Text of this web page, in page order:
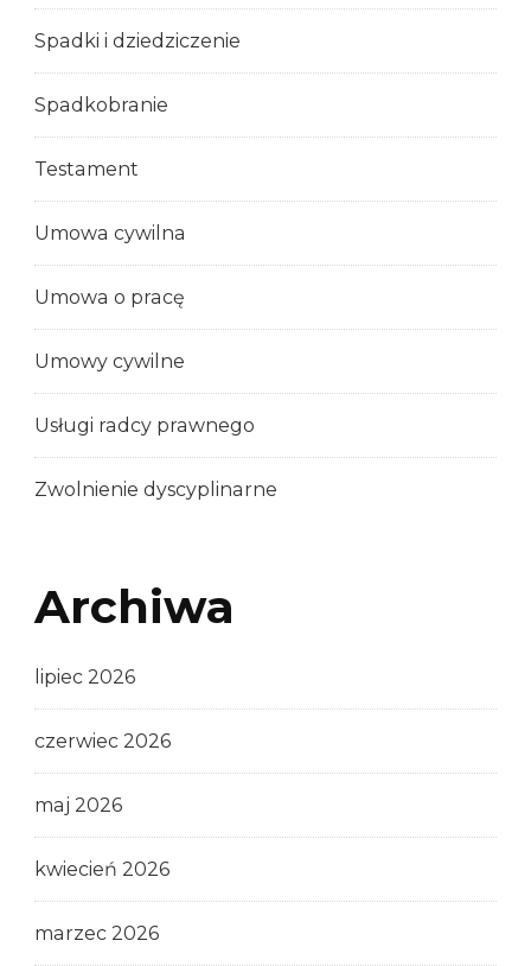
Spadki i dziedziczenie
Spadkobranie
Testament
Umowa cywilna
Umowa o pracę
Umowy cywilne
Usługi radcy prawnego
Zwolnienie dyscyplinarne
Archiwa
lipiec 2026
czerwiec 2026
maj 2026
kwiecień 2026
marzec 2026